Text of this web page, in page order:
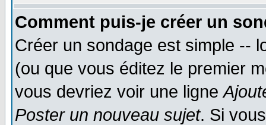
Comment puis-je créer un
Créer un sondage est simple --
(ou que vous éditez le premier
vous devriez voir une ligne
Poster un nouveau sujet. Si